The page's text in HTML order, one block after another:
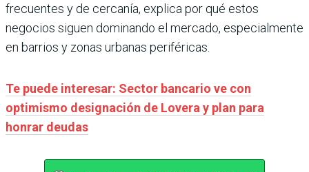
frecuentes y de cercanía, explica por qué estos
negocios siguen dominando el mercado, especialmente
en barrios y zonas urbanas periféricas.
Te puede interesar: Sector bancario ve con
optimismo designación de Lovera y plan para
honrar deudas